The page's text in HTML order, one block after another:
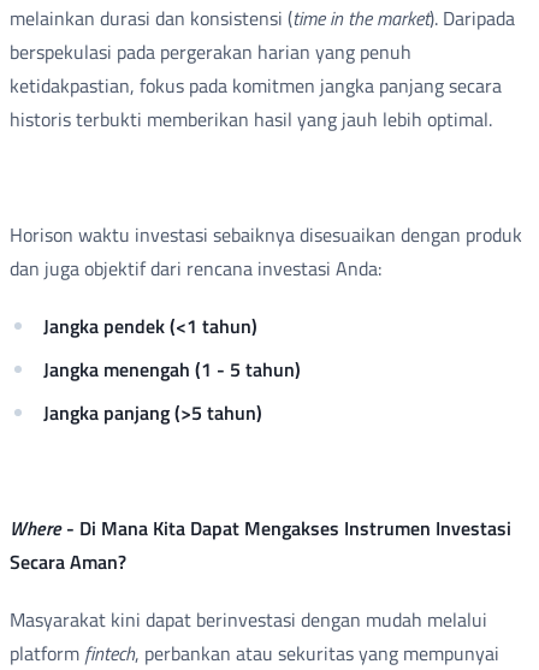
melainkan durasi dan konsistensi (time in the market). Daripada
berspekulasi pada pergerakan harian yang penuh
ketidakpastian, fokus pada komitmen jangka panjang secara
historis terbukti memberikan hasil yang jauh lebih optimal.
Horison waktu investasi sebaiknya disesuaikan dengan produk
dan juga objektif dari rencana investasi Anda:
Jangka pendek (<1 tahun)
Jangka menengah (1 - 5 tahun)
Jangka panjang (>5 tahun)
Where- Di Mana Kita Dapat Mengakses Instrumen Investasi
Secara Aman?
Masyarakat kini dapat berinvestasi dengan mudah melalui
platform fintech, perbankan atau sekuritas yang mempunyai